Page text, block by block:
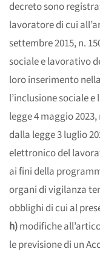
decreto sono
lavoratore di cui
settembre 2015, n.
sociale e lavorativo
loro inserimento
l’inclusione sociale
legge 4 maggio
dalla legge 3 luglio
elettronico del
ai fini della
organi di vigilanza
obblighi di cui al
h)modifiche
le previsione di un